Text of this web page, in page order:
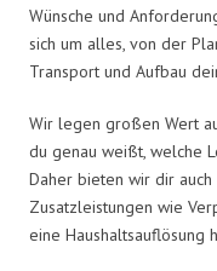
Wünsche und
sich um alles, von der
Transport und Aufbau
Wir legen großen Wert
du genau weißt, welche
Daher bieten wir dir
Zusatzleistungen wie
eine Haushaltsauflösung